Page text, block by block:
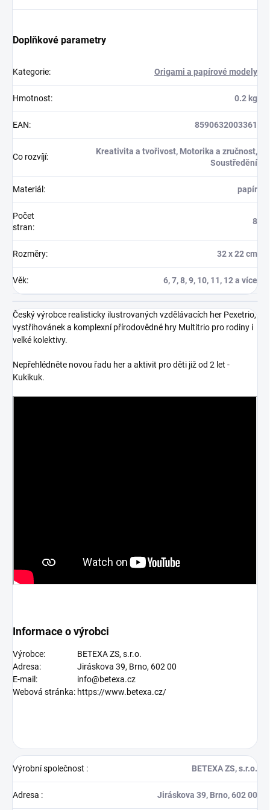
Doplňkové parametry
Kategorie: Origami a papírové modely
Hmotnost: 0.2 kg
EAN: 8590632003361
Co rozvíjí:
Kreativita a tvořivost, Motorika a zručnost,
Soustředění
Materiál : papír
Počet
stran:
8
Rozměry: 32 x 22 cm
Věk: 6, 7, 8, 9, 10, 11, 12 a více
Český výrobce realisticky ilustrovaných vzdělávacích her Pexetrio,
vystřihovánek a komplexní přírodovědné hry Multitrio pro rodiny i
velké kolektivy.
Nepřehlédněte novou řadu her a aktivit pro děti již od 2 let -
Kukikuk.
Informace o výrobci
Výrobce:
BETEXA ZS, s.r.o.
Adresa:
Jiráskova 39, Brno, 602 00
E-mail:
info@betexa.cz
Webová stránka: https://www.betexa.cz/
Výrobní společnost : BETEXA ZS, s.r.o.
Adresa : Jiráskova 39, Brno, 602 00